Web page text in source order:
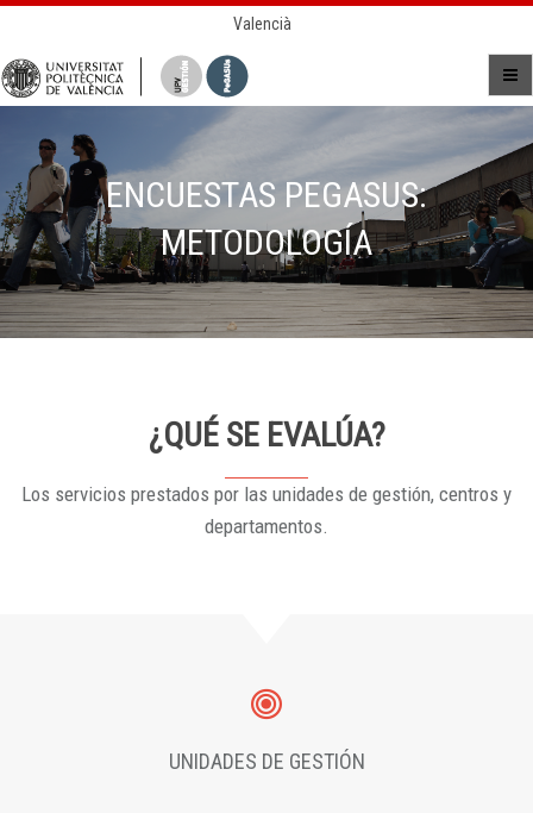
Valencià
ENCUESTAS PEGASUS:
METODOLOGÍA
¿QUÉ SE EVALÚA?
Los servicios prestados por las unidades de gestión, centros y
departamentos.
UNIDADES DE GESTIÓN